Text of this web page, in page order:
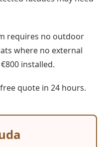
requires no outdoor
where no external
installed.
quote in 24 hours.